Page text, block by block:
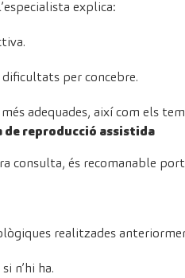
explica:
dificultats per concebre.
adequades, així com els
reproducció assistida
consulta, és recomanable
realitzades
n’hi ha.